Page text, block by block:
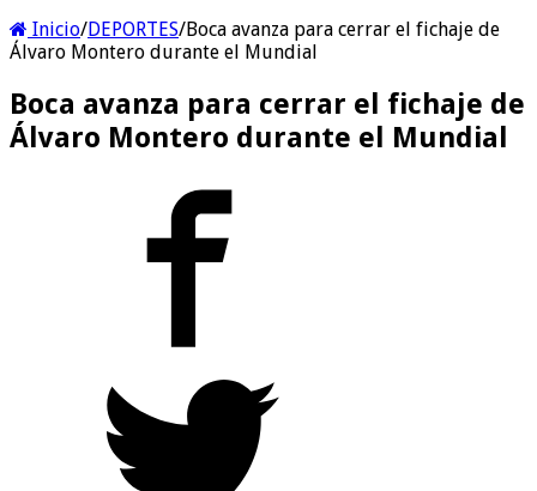
Inicio/DEPORTES/Boca avanza para cerrar el fichaje de
Álvaro Montero durante el Mundial
Boca avanza para cerrar el fichaje de
Álvaro Montero durante el Mundial